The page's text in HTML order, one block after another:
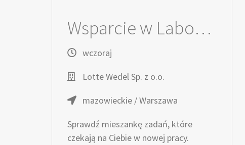
Wsparcie w Laboratorium
wczoraj
Lotte Wedel Sp. z o.o.
mazowieckie / Warszawa
Sprawdź mieszankę zadań, które
czekają na Ciebie w nowej pracy.